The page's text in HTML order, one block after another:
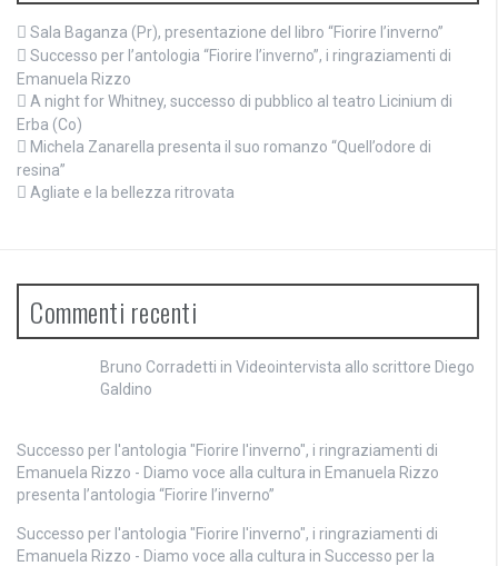
Sala Baganza (Pr), presentazione del libro “Fiorire l’inverno”
Successo per l’antologia “Fiorire l’inverno”, i ringraziamenti di
Emanuela Rizzo
A night for Whitney, successo di pubblico al teatro Licinium di
Erba (Co)
Michela Zanarella presenta il suo romanzo “Quell’odore di
resina”
Agliate e la bellezza ritrovata
Commenti recenti
Bruno Corradetti in Videointervista allo scrittore Diego
Galdino
Successo per l'antologia "Fiorire l'inverno", i ringraziamenti di
Emanuela Rizzo - Diamo voce alla cultura in Emanuela Rizzo
presenta l’antologia “Fiorire l’inverno”
Successo per l'antologia "Fiorire l'inverno", i ringraziamenti di
Emanuela Rizzo - Diamo voce alla cultura in Successo per la